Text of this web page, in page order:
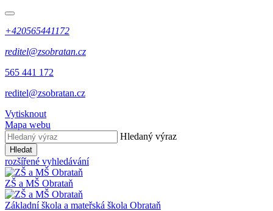
+420565441172
reditel@zsobratan.cz
565 441 172
reditel@zsobratan.cz
Vytisknout
Mapa webu
Hledaný výraz
Hledat
rozšířené vyhledávání
ZŠ a MŠ Obrataň
Základní škola a mateřská škola Obrataň